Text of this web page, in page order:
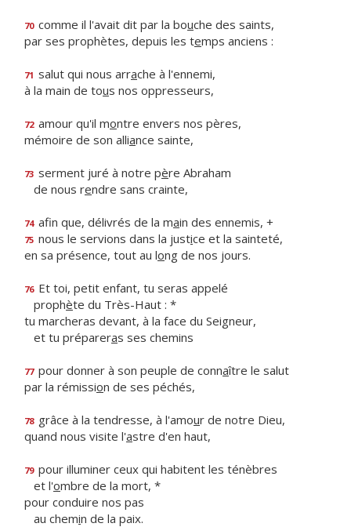
70 comme il l'avait dit par la bouche des saints,
par ses prophètes, depuis les temps anciens :
71 salut qui nous arrache à l'ennemi,
à la main de tous nos oppresseurs,
72 amour qu'il montre envers nos pères,
mémoire de son alliance sainte,
73 serment juré à notre père Abraham
de nous rendre sans crainte,
74 afin que, délivrés de la main des ennemis, +
75 nous le servions dans la justice et la sainteté,
en sa présence, tout au long de nos jours.
76 Et toi, petit enfant, tu seras appelé
prophète du Très-Haut : *
tu marcheras devant, à la face du Seigneur,
et tu prépareras ses chemins
77 pour donner à son peuple de connaître le salut
par la rémission de ses péchés,
78 grâce à la tendresse, à l'amour de notre Dieu,
quand nous visite l'astre d'en haut,
79 pour illuminer ceux qui habitent les ténèbres
et l'ombre de la mort, *
pour conduire nos pas
au chemin de la paix.